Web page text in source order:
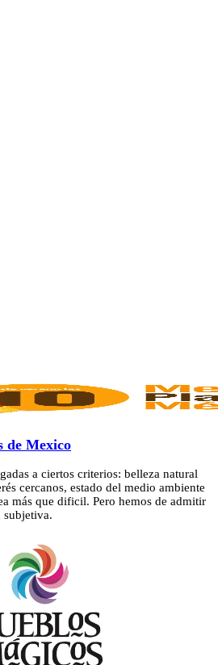
de Mexico
a ciertos criterios: belleza natural
cercanos, estado del medio ambiente
más que dificil. Pero hemos de admitir
subjetiva.